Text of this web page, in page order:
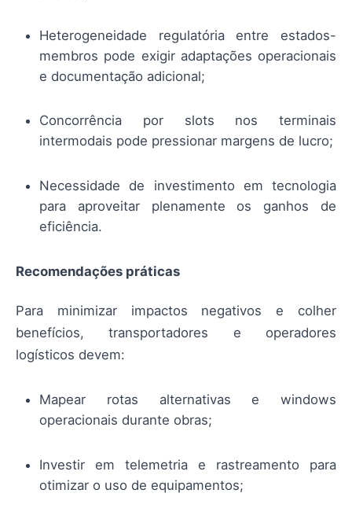
Heterogeneidade regulatória entre estados-
membros pode exigir adaptações operacionais
e documentação adicional;
Concorrência por slots nos terminais
intermodais pode pressionar margens de lucro;
Necessidade de investimento em tecnologia
para aproveitar plenamente os ganhos de
eficiência.
Recomendações práticas
Para minimizar impactos negativos e colher
benefícios, transportadores e operadores
logísticos devem:
Mapear rotas alternativas e windows
operacionais durante obras;
Investir em telemetria e rastreamento para
otimizar o uso de equipamentos;